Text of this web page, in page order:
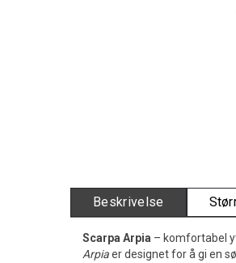
Beskrivelse
Scarpa Arpia – komfortabel
Arpiaer designet for å gi en